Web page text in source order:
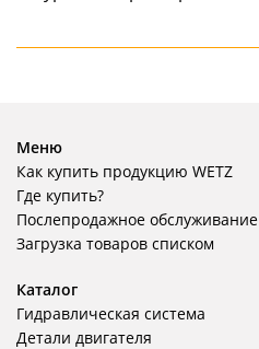
Меню
Как купить продукцию WETZ
Где купить?
Послепродажное обслуживание
Загрузка товаров списком
Каталог
Гидравлическая система
Детали двигателя